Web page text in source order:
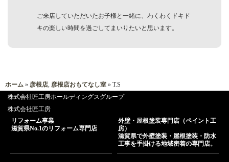
ご来店していただいたお子様と一緒に、わくわくドキド
キの楽しい時間を過ごしてまいりたいと思います。
ホーム » 彦根店, 彦根店おもてなし室 » T.S
株式会社匠工房ホールディングスグループ
株式会社匠工房
リフォーム事業
滋賀県No.1のリフォーム専門店
外壁・屋根塗装専門店（ペイント工
房）
滋賀県で外壁塗装・屋根塗装・防水
工事を手掛ける地域密着の専門店。